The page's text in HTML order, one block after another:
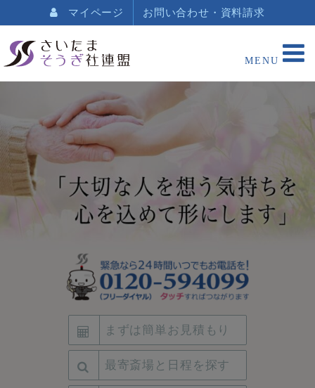
マイページ お問い合わせ・資料請求
まずは簡単お見積もり
最寄斎場と日程を探す